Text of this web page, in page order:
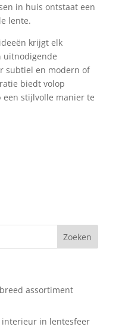
in huis ontstaat een
lente.
krijgt elk
uitnodigende
subtiel en modern of
biedt volop
stijlvolle manier te
assortiment
interieur in lentesfeer